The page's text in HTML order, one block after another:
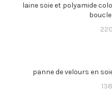
laine soie et polyamide
panne de velours en